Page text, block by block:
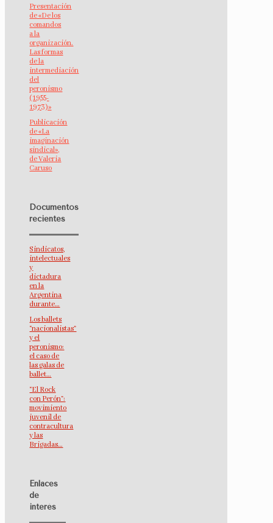
Presentación
de «De los
comandos
a la
organización.
Las formas
de la
intermediación
del
peronismo
(1955-
1973)»
Publicación
de «La
imaginación
sindical»,
de Valeria
Caruso
Documentos
recientes
Sindicatos,
intelectuales
y
dictadura
en la
Argentina
durante…
Los ballets
“nacionalistas”
y el
peronismo:
el caso de
las galas de
ballet…
“El Rock
con Perón”:
movimiento
juvenil de
contracultura
y las
Brigadas…
Enlaces
de
interés